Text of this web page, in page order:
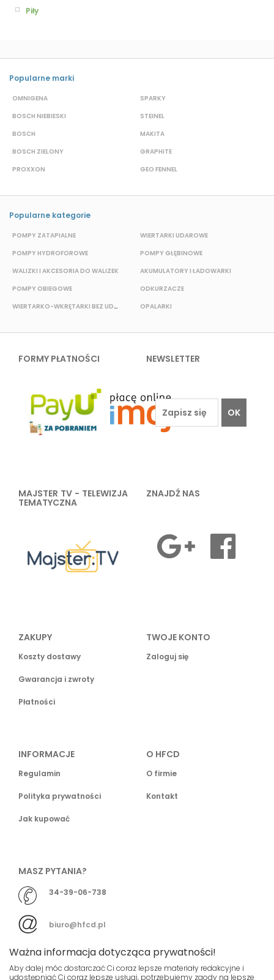
Piły
Popularne marki
OMNIGENA
BOSCH NIEBIESKI
BOSCH
BOSCH ZIELONY
PROXXON
SPARKY
STEINEL
MAKITA
GRAPHITE
GEO FENNEL
Popularne kategorie
POMPY ZATAPIALNE
POMPY HYDROFOROWE
WALIZKI I AKCESORIA DO WALIZEK
POMPY OBIEGOWE
WIERTARKO-WKRĘTARKI BEZ UDAROWE
WIERTARKI UDAROWE
POMPY GŁĘBINOWE
AKUMULATORY I ŁADOWARKI
ODKURZACZE
OPALARKI
FORMY PŁATNOŚCI NEWSLETTER
OK
MAJSTER TV - TELEWIZJA
TEMATYCZNA
ZNAJDŹ NAS
ZAKUPY
Koszty dostawy
Gwarancja i zwroty
Płatności
TWOJE KONTO
Zaloguj się
INFORMACJE
Regulamin
Polityka prywatności
Jak kupować
O HFCD
O firmie
Kontakt
MASZ PYTANIA?
34-39-06-738
biuro@hfcd.pl
Ważna informacja dotycząca prywatności!
Aby dalej móc dostarczać Ci coraz lepsze materiały redakcyjne i
udostępniać Ci coraz lepsze usługi, potrzebujemy zgody na lepsze